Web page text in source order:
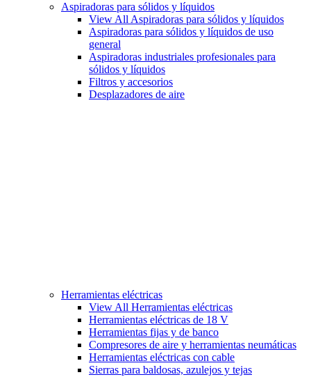
Aspiradoras para sólidos y líquidos
View All Aspiradoras para sólidos y líquidos
Aspiradoras para sólidos y líquidos de uso
general
Aspiradoras industriales profesionales para
sólidos y líquidos
Filtros y accesorios
Desplazadores de aire
Herramientas eléctricas
View All Herramientas eléctricas
Herramientas eléctricas de 18 V
Herramientas fijas y de banco
Compresores de aire y herramientas neumáticas
Herramientas eléctricas con cable
Sierras para baldosas, azulejos y tejas